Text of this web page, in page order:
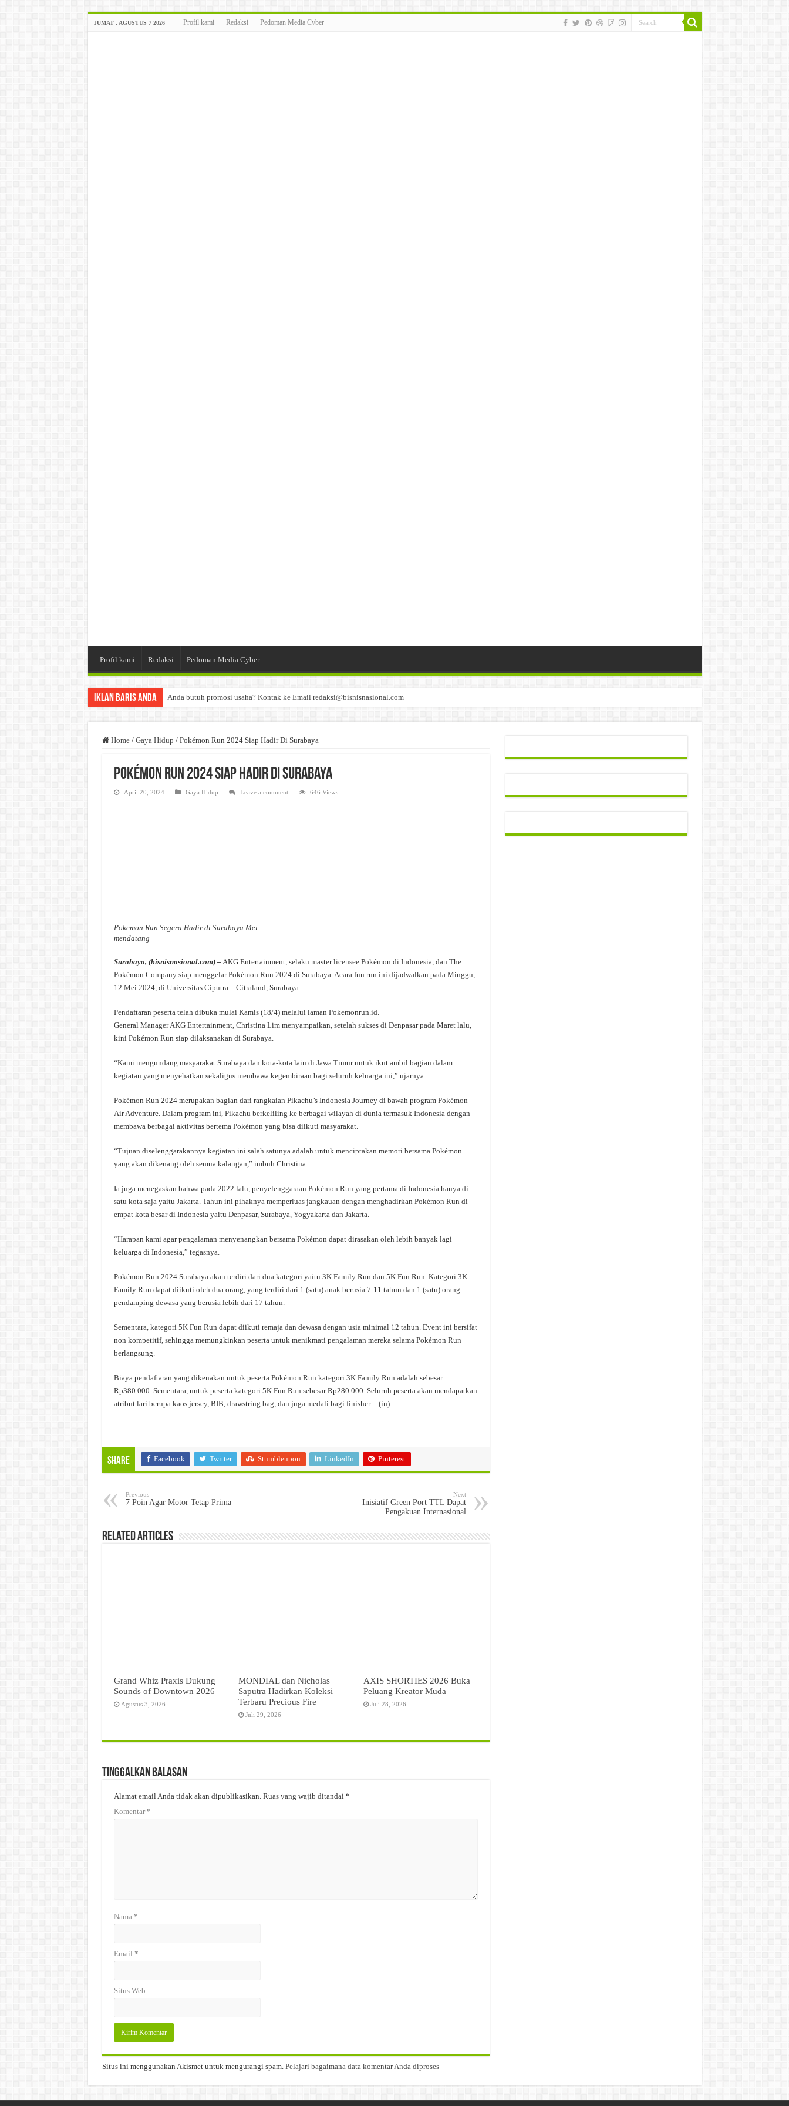
JUMAT , AGUSTUS 7 2026 Profil kami Redaksi Pedoman Media Cyber
Profil kami Redaksi Pedoman Media Cyber
Iklan Baris Anda Anda butuh promosi usaha? Kontak ke Email redaksi@bisnisnasional.com
Home / Gaya Hidup / Pokémon Run 2024 Siap Hadir Di Surabaya
Pokémon Run 2024 Siap Hadir Di Surabaya
April 20, 2024 Gaya Hidup Leave a comment 646 Views
Pokemon Run Segera Hadir di Surabaya Mei
mendatang
Surabaya, (bisnisnasional.com) –AKG Entertainment, selaku master licensee Pokémon di Indonesia, dan The
Pokémon Company siap menggelar Pokémon Run 2024 di Surabaya. Acara fun run ini dijadwalkan pada Minggu,
12 Mei 2024, di Universitas Ciputra – Citraland, Surabaya.
Pendaftaran peserta telah dibuka mulai Kamis (18/4) melalui laman Pokemonrun.id.
General Manager AKG Entertainment, Christina Lim menyampaikan, setelah sukses di Denpasar pada Maret lalu,
kini Pokémon Run siap dilaksanakan di Surabaya.
“Kami mengundang masyarakat Surabaya dan kota-kota lain di Jawa Timur untuk ikut ambil bagian dalam
kegiatan yang menyehatkan sekaligus membawa kegembiraan bagi seluruh keluarga ini,” ujarnya.
Pokémon Run 2024 merupakan bagian dari rangkaian Pikachu’s Indonesia Journey di bawah program Pokémon
Air Adventure. Dalam program ini, Pikachu berkeliling ke berbagai wilayah di dunia termasuk Indonesia dengan
membawa berbagai aktivitas bertema Pokémon yang bisa diikuti masyarakat.
“Tujuan diselenggarakannya kegiatan ini salah satunya adalah untuk menciptakan memori bersama Pokémon
yang akan dikenang oleh semua kalangan,” imbuh Christina.
Ia juga menegaskan bahwa pada 2022 lalu, penyelenggaraan Pokémon Run yang pertama di Indonesia hanya di
satu kota saja yaitu Jakarta. Tahun ini pihaknya memperluas jangkauan dengan menghadirkan Pokémon Run di
empat kota besar di Indonesia yaitu Denpasar, Surabaya, Yogyakarta dan Jakarta.
“Harapan kami agar pengalaman menyenangkan bersama Pokémon dapat dirasakan oleh lebih banyak lagi
keluarga di Indonesia,” tegasnya.
Pokémon Run 2024 Surabaya akan terdiri dari dua kategori yaitu 3K Family Run dan 5K Fun Run. Kategori 3K
Family Run dapat diikuti oleh dua orang, yang terdiri dari 1 (satu) anak berusia 7-11 tahun dan 1 (satu) orang
pendamping dewasa yang berusia lebih dari 17 tahun.
Sementara, kategori 5K Fun Run dapat diikuti remaja dan dewasa dengan usia minimal 12 tahun. Event ini bersifat
non kompetitif, sehingga memungkinkan peserta untuk menikmati pengalaman mereka selama Pokémon Run
berlangsung.
Biaya pendaftaran yang dikenakan untuk peserta Pokémon Run kategori 3K Family Run adalah sebesar
Rp380.000. Sementara, untuk peserta kategori 5K Fun Run sebesar Rp280.000. Seluruh peserta akan mendapatkan
atribut lari berupa kaos jersey, BIB, drawstring bag, dan juga medali bagi finisher. (in)
Share Facebook Twitter Stumbleupon LinkedIn Pinterest
Previous
7 Poin Agar Motor Tetap Prima
Next
Inisiatif Green Port TTL Dapat
Pengakuan Internasional
Related Articles
Grand Whiz Praxis Dukung
Sounds of Downtown 2026
Agustus 3, 2026
MONDIAL dan Nicholas
Saputra Hadirkan Koleksi
Terbaru Precious Fire
Juli 29, 2026
AXIS SHORTIES 2026 Buka
Peluang Kreator Muda
Juli 28, 2026
Tinggalkan Balasan
Alamat email Anda tidak akan dipublikasikan. Ruas yang wajib ditandai *
Komentar*
Nama *
Email *
Situs Web
Situs ini menggunakan Akismet untuk mengurangi spam. Pelajari bagaimana data komentar Anda diproses